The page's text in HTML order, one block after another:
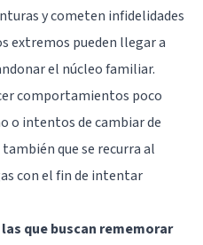
y cometen infidelidades
extremos pueden llegar a
el núcleo familiar.
comportamientos poco
o intentos de cambiar de
que se recurra al
con el fin de intentar
que buscan rememorar